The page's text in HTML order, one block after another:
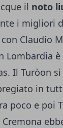
il noto
i migliori
Claudio
Lombardia
Il Turòon
in
poco e poi